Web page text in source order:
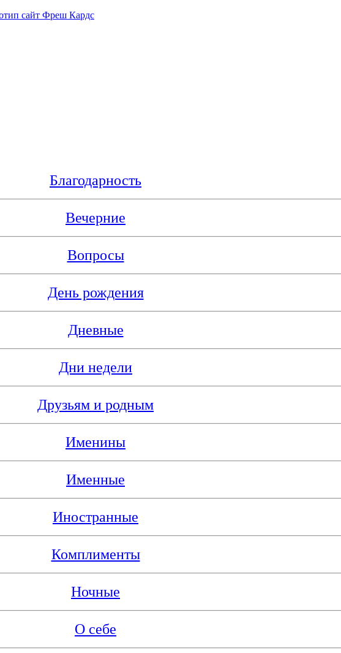
Благодарность
Вечерние
Вопросы
День рождения
Дневные
Дни недели
Друзьям и родным
Именины
Именные
Иностранные
Комплименты
Ночные
О себе